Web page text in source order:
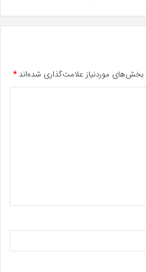
بخش‌های موردنیاز علامت‌گذاری شده‌اند*